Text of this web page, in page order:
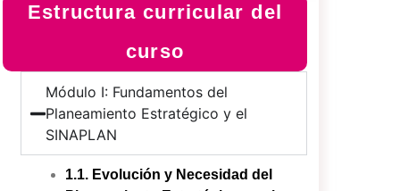
Estructura curricular del
curso
Módulo I: Fundamentos del
Planeamiento Estratégico y el
SINAPLAN
1.1. Evolución y Necesidad del